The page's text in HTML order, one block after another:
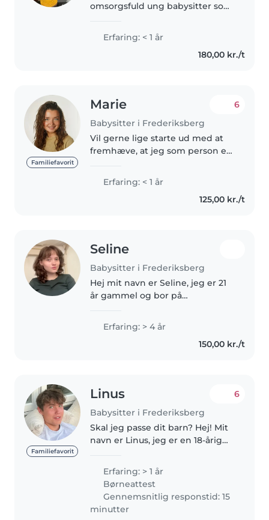
omsorgsfuld ung babysitter som
med børn i alderen fra
vuggestue til teenager og er
særligt god til at tegne, læse,..
Erfaring: < 1 år
180,00 kr./t
Familiefavorit
Marie
Babysitter i Frederiksberg
6
Vil gerne lige starte ud med at
fremhæve, at jeg som person er
unge alder. :) -Det vælger jeg at
nævne, da jeg har fuld forståelse
Erfaring: < 1 år
125,00 kr./t
Seline
Babysitter i Frederiksberg
Hej mit navn er Seline, jeg er 21
år gammel og bor på
omsorgsfuld, rolig og
ansvarsbevidst babysitter med
flere års erfaring med børn i
Erfaring: > 4 år
150,00 kr./t
Familiefavorit
Linus
Babysitter i Frederiksberg
6
Skal jeg passe dit barn? Hej! Mit
navn er Linus, jeg er en 18-årig
en på 14 og en på 20 – og har
efterhånden god erfaring..
Erfaring: > 1 år
Børneattest
Gennemsnitlig responstid: 15
minutter